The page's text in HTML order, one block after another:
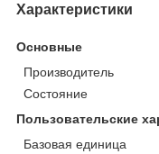
Характеристики
Основные
Производитель
Состояние
Пользовательские
Базовая единица